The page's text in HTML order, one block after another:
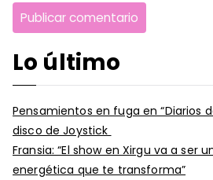
Lo último
Pensamientos en fuga en “Diarios
disco de Joystick
Fransia: “El show en Xirgu va a ser
energética que te transforma”